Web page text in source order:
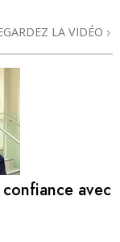
LA VIDÉO
avec